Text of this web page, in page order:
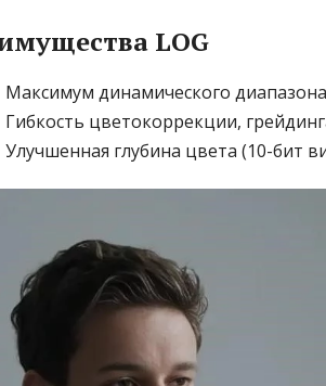
LOG
Максимум динамического
Гибкость цветокоррекции,
Улучшенная глубина цвета (10-бит